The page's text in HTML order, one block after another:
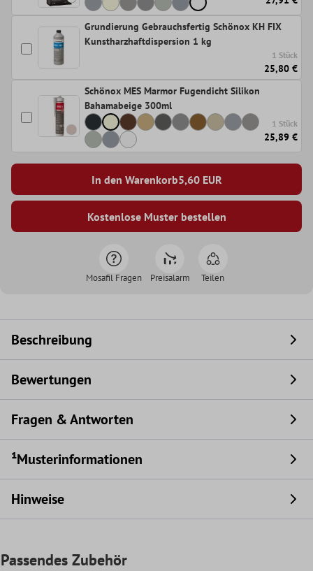
Grundierung Gebrauchsfertig Schönox KH FIX
Kunstharzhaftdispersion 1 kg
1 Stück
25,80 €
Schönox MES Marmor Fugendicht Silikon
Bahamabeige 300ml
1 Stück
25,89 €
In den Warenkorb5,60EUR
Kostenlose Muster bestellen
Mosafil Fragen Preisalarm Teilen
Beschreibung
Bewertungen
Fragen & Antworten
¹Musterinformationen
Hinweise
Passendes Zubehör